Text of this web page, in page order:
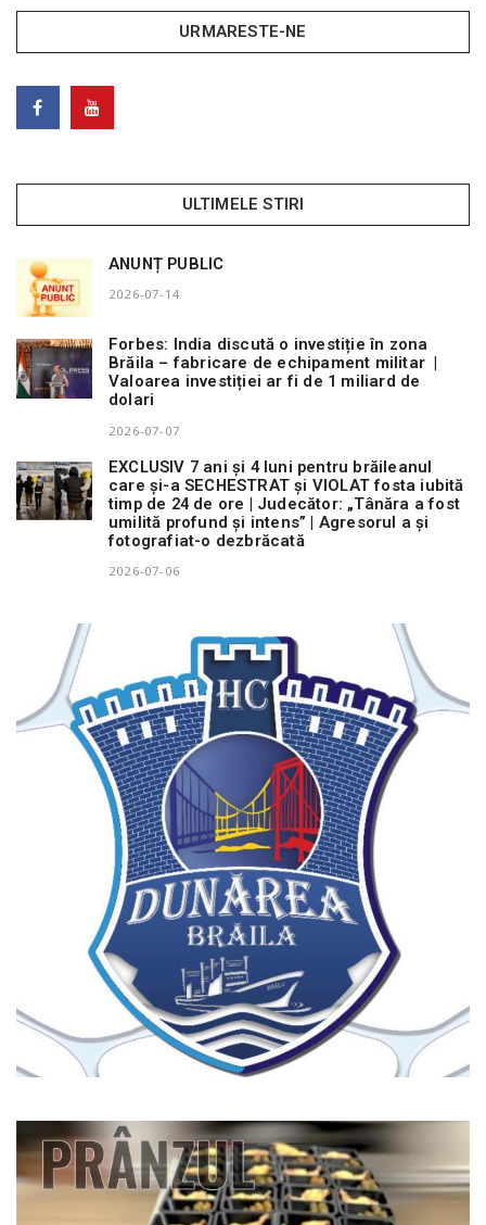
URMARESTE-NE
ULTIMELE STIRI
ANUNȚ PUBLIC
2026-07-14
Forbes: India discută o investiție în zona
Brăila – fabricare de echipament militar |
Valoarea investiției ar fi de 1 miliard de
dolari
2026-07-07
EXCLUSIV 7 ani și 4 luni pentru brăileanul
care și-a SECHESTRAT și VIOLAT fosta iubită
timp de 24 de ore | Judecător: „Tânăra a fost
umilită profund și intens” | Agresorul a și
fotografiat-o dezbrăcată
2026-07-06